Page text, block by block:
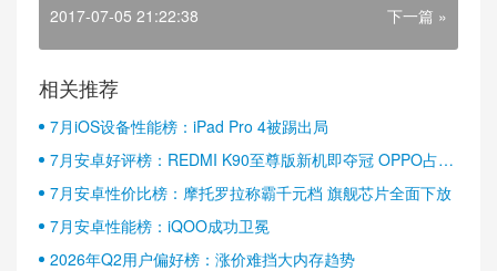
2017-07-05 21:22:38 下一篇 »
相关推荐
7月iOS设备性能榜：iPad Pro 4被踢出局
7月安卓好评榜：REDMI K90至尊版新机即夺冠 OPPO占据
半壁江山
7月安卓性价比榜：摩托罗拉称霸千元档 旗舰芯片全面下放
7月安卓性能榜：iQOO成功卫冕
2026年Q2用户偏好榜：涨价难挡大内存趋势